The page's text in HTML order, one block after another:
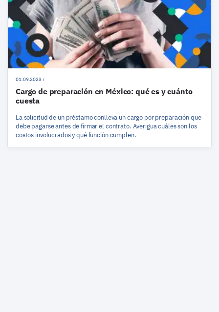
01.09.2023 r
Cargo de preparación en México: qué es y cuánto
cuesta
La solicitud de un préstamo conlleva un cargo por preparación que
debe pagarse antes de firmar el contrato. Averigua cuáles son los
costos involucrados y qué función cumplen.